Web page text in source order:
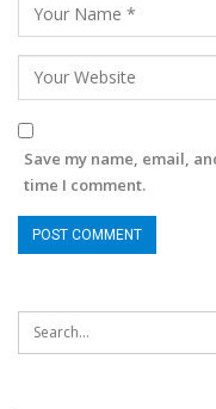
Save my name, email,
time I comment.